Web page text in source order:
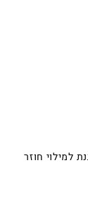
למילוי חוזר